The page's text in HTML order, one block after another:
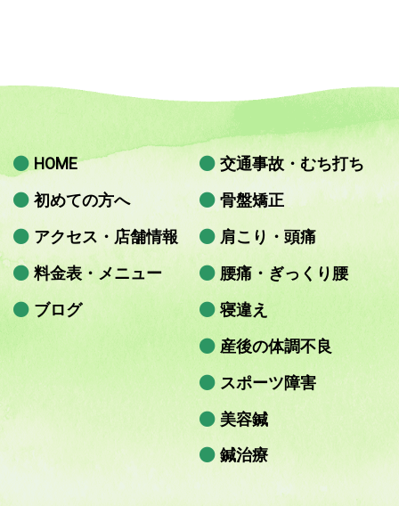
HOME
初めての方へ
アクセス・店舗情報
料金表・メニュー
ブログ
交通事故・むち打ち
骨盤矯正
肩こり・頭痛
腰痛・ぎっくり腰
寝違え
産後の体調不良
スポーツ障害
美容鍼
鍼治療